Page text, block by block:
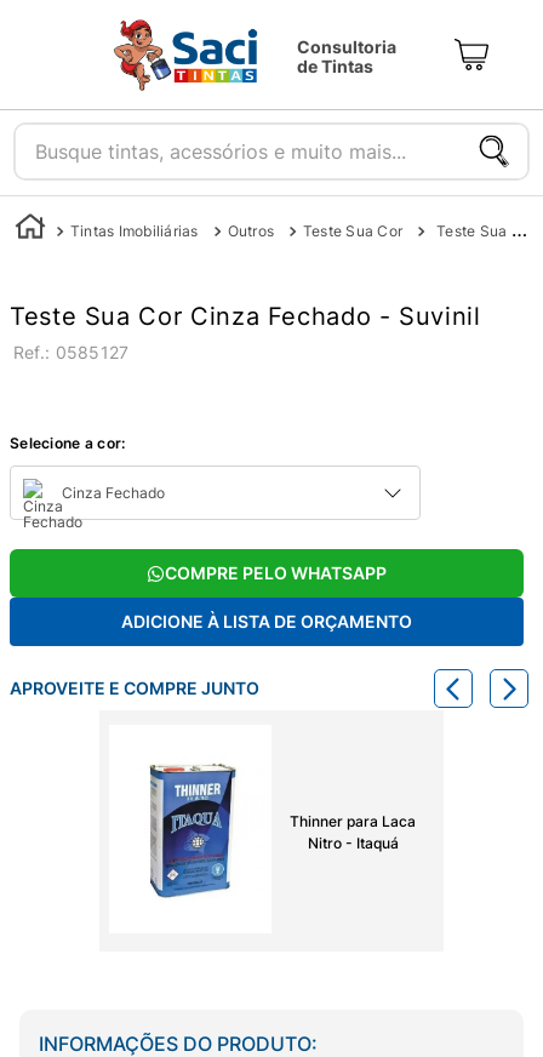
Consultoria
de Tintas
Busque tintas, acessórios e muito mais...
Tintas Imobiliárias Outros Teste Sua Cor Teste Sua Cor - Suvinil
Teste Sua Cor Cinza Fechado - Suvinil
: 0585127
Selecione a cor:
Cinza Fechado
COMPRE PELO WHATSAPP
ADICIONE À LISTA DE ORÇAMENTO
APROVEITE E COMPRE JUNTO
Thinner para Laca
Nitro - Itaquá
INFORMAÇÕES DO PRODUTO: